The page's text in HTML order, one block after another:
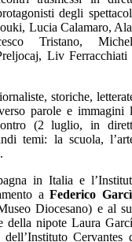
degli
Lucia Calamaro,
Tristano,
Liv Ferracchiati
storiche,
parole e immagini
(2 luglio, in
temi: la scuola,
in Italia e
aFederico
Diocesano) e al
della nipote Laura
Cervantes